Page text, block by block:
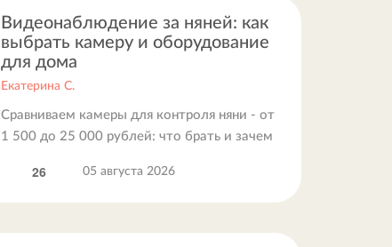
Видеонаблюдение за няней: как
выбрать камеру и оборудование
для дома
Екатерина С.
Сравниваем камеры для контроля няни - от
1 500 до 25 000 рублей: что брать и зачем
26 05 августа 2026